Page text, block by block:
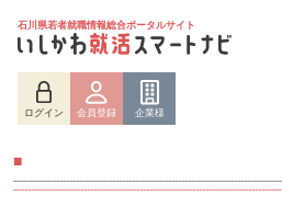
石川県若者就職情報総合ポータルサイト
ログイン 会員登録 企業様
■